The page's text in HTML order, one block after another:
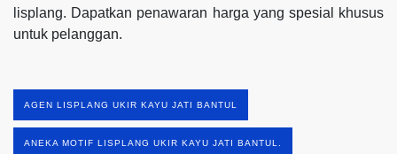
lisplang. Dapatkan penawaran harga yang spesial khusus
untuk pelanggan.
AGEN LISPLANG UKIR KAYU JATI BANTUL
ANEKA MOTIF LISPLANG UKIR KAYU JATI BANTUL.